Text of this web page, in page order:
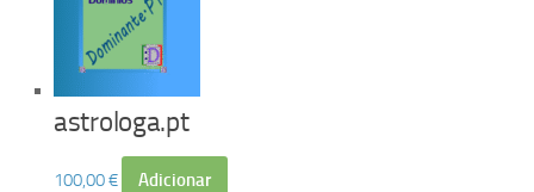
astrologa.pt
100,00€ Adicionar